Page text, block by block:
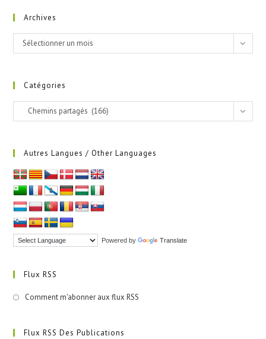
Archives
Archives
Sélectionner un mois
Catégories
Catégories
Chemins partagés (166)
Autres Langues / Other Languages
Powered by Translate
Flux RSS
Comment m'abonner aux flux RSS
Flux RSS Des Publications